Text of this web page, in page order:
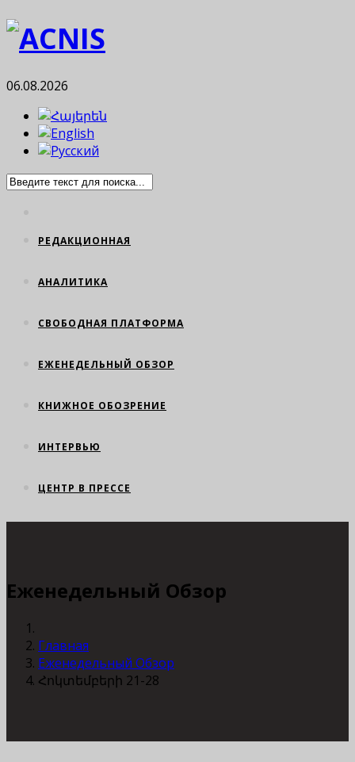
06.08.2026
РЕДАКЦИОННАЯ
АНАЛИТИКА
СВОБОДНАЯ ПЛАТФОРМА
ЕЖЕНЕДЕЛЬНЫЙ ОБЗОР
КНИЖНОЕ ОБОЗРЕНИЕ
ИНТЕРВЬЮ
ЦЕНТР В ПРЕССЕ
Еженедельный Обзор
Главная
Еженедельный Обзор
Հոկտեմբերի 21-28